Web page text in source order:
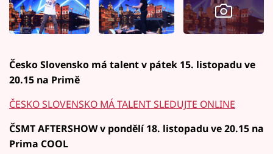
Česko Slovensko má talent v pátek 15. listopadu ve
20.15 na Primě
ČESKO SLOVENSKO MÁ TALENT SLEDUJTE ONLINE
ČSMT AFTERSHOW v pondělí 18. listopadu ve 20.15 na
Prima COOL